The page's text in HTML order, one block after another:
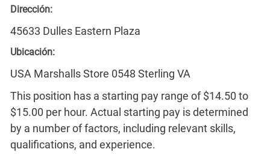
Dirección:
45633 Dulles Eastern Plaza
Ubicación:
USA Marshalls Store 0548 Sterling VA
This position has a starting pay range of $14.50 to
$15.00 per hour. Actual starting pay is determined
by a number of factors, including relevant skills,
qualifications, and experience.